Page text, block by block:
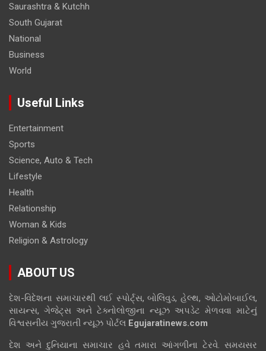
Saurashtra & Kutchh
South Gujarat
National
Business
World
Useful Links
Entertainment
Sports
Science, Auto & Tech
Lifestyle
Health
Relationship
Woman & Kids
Religion & Astrology
ABOUT US
દેશ-વિદેશના સમાચારથી લઈ સ્પોર્ટ્સ, બોલિવુડ, હેલ્થ, ઓટોમોબાઈલ,
સાયન્સ, ગેજેટ્સ અને ટેક્નોલોજીના ન્યૂઝ અપડેટ મેળવવા માટેનું
વિશ્વસનીય ગુજરાતી ન્યૂઝ પોર્ટલ Egujaratinews.com
દેશ અને દુનિયાના સમાચાર હવે તમારા આંગળીના ટેરવે. સમયસર